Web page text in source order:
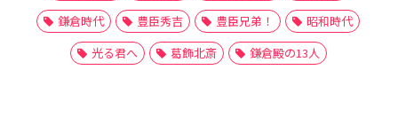
鎌倉時代
豊臣秀吉 豊臣兄弟！
昭和時代
光る君へ
葛飾北斎 鎌倉殿の13人